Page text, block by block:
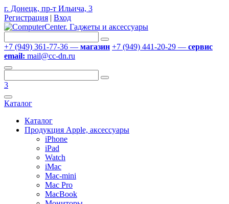
г. Донецк, пр-т Ильича, 3
Регистрация | Вход
+7 (949) 361-77-36 — магазин +7 (949) 441-20-29 — сервис
email: mail@cc-dn.ru
3
Каталог
Каталог
Продукция Apple, аксессуары
iPhone
iPad
Watch
iMac
Mac-mini
Mac Pro
MacBook